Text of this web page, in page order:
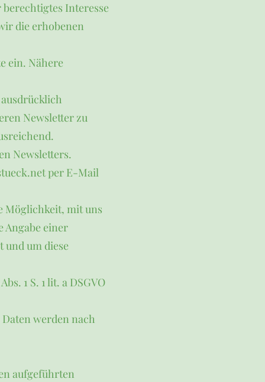
berechtigtes Interesse
die erhobenen
ein. Nähere
ausdrücklich
Newsletter zu
Newsletters.
per E-Mail
Möglichkeit, mit uns
Angabe einer
um diese
1 S. 1 lit. a DSGVO
werden nach
aufgeführten